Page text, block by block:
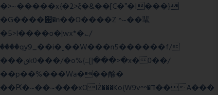
�>~�����x{�2>ξ�&��[C�ˮ�I���}
�G����՗�n��O����Z ^~��靟
�5>I����o�|wx*�؎/
����qy9_��i�˻��W���n5������f/
���ٯk0���/�o%{߸[|���>�x�0��/
��p��%���Wa���酴�
��Ԗ�~��~���xOIŻ���Ko{W9v^^�ד��A���